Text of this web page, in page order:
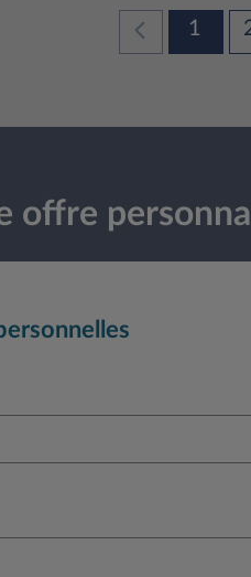
1
offre